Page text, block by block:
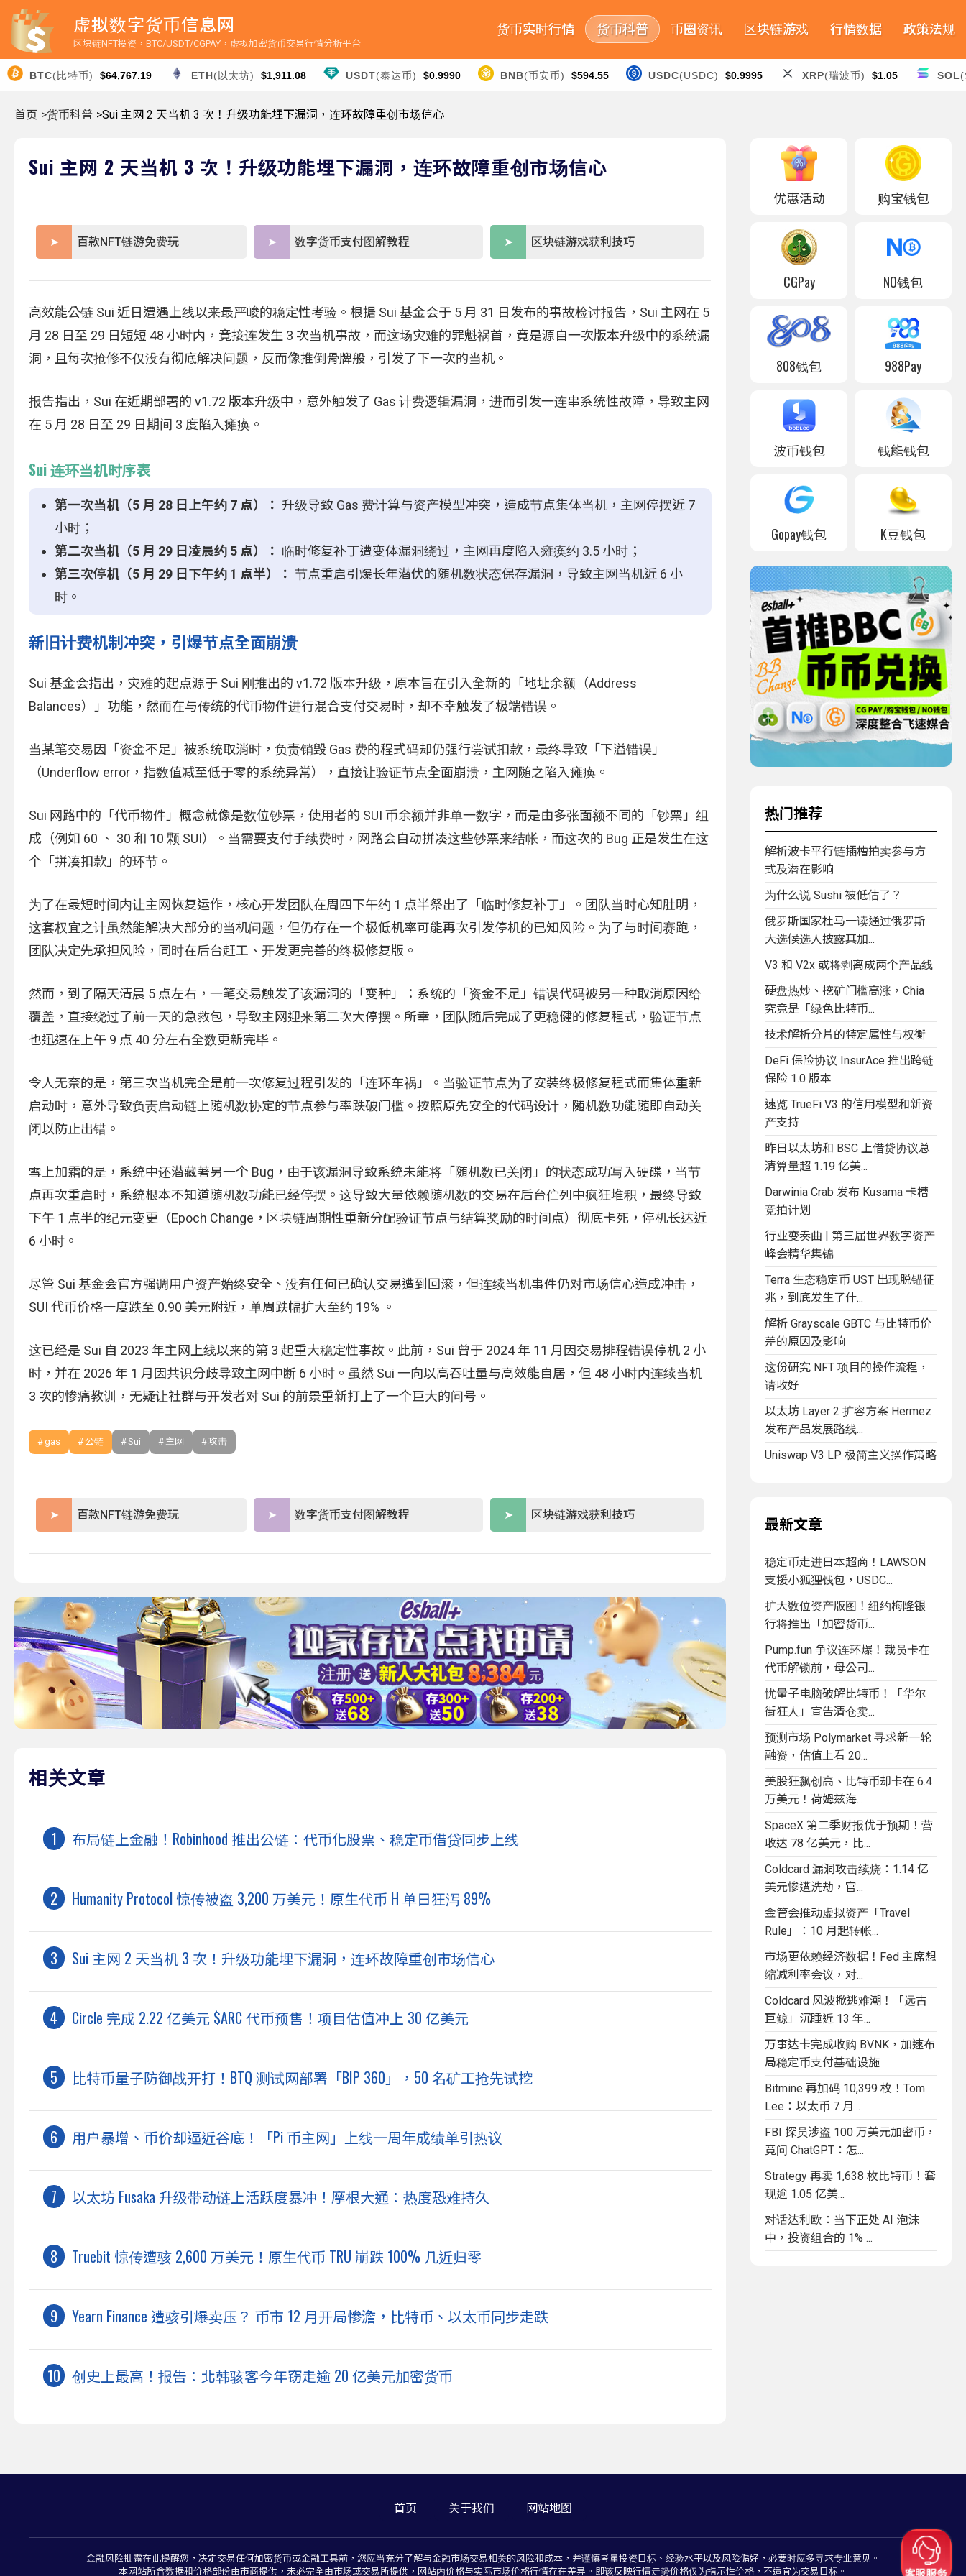
虚拟数字货币信息网
区块链NFT投资，BTC/USDT/CGPAY，虚拟加密货币交易行情分析平台
货币实时行情 货币科普 币圈资讯 区块链游戏 行情数据 政策法规
BTC(比特币) $64,767.19 ETH(以太坊) $1,911.08 USDT(泰达币) $0.9990 BNB(币安币) $594.55 USDC(USDC) $0.9995 XRP(瑞波币) $1.05 SOL
首页 >货币科普 >Sui 主网 2 天当机 3 次！升级功能埋下漏洞，连环故障重创市场信心
Sui 主网 2 天当机 3 次！升级功能埋下漏洞，连环故障重创市场信心
百款NFT链游免费玩 数字货币支付图解教程 区块链游戏获利技巧
高效能公链 Sui 近日遭遇上线以来最严峻的稳定性考验。根据 Sui 基金会于 5 月 31 日发布的事故检讨报告，Sui 主网在 5
月 28 日至 29 日短短 48 小时内，竟接连发生 3 次当机事故，而这场灾难的罪魁祸首，竟是源自一次版本升级中的系统漏
洞，且每次抢修不仅没有彻底解决问题，反而像推倒骨牌般，引发了下一次的当机。
报告指出，Sui 在近期部署的 v1.72 版本升级中，意外触发了 Gas 计费逻辑漏洞，进而引发一连串系统性故障，导致主网
在 5 月 28 日至 29 日期间 3 度陷入瘫痪。
Sui 连环当机时序表
第一次当机（5 月 28 日上午约 7 点）： 升级导致 Gas 费计算与资产模型冲突，造成节点集体当机，主网停摆近 7
小时；
第二次当机（5 月 29 日凌晨约 5 点）： 临时修复补丁遭变体漏洞绕过，主网再度陷入瘫痪约 3.5 小时；
第三次停机（5 月 29 日下午约 1 点半）： 节点重启引爆长年潜伏的随机数状态保存漏洞，导致主网当机近 6 小
时。
新旧计费机制冲突，引爆节点全面崩溃
Sui 基金会指出，灾难的起点源于 Sui 刚推出的 v1.72 版本升级，原本旨在引入全新的「地址余额（Address
Balances）」功能，然而在与传统的代币物件进行混合支付交易时，却不幸触发了极端错误。
当某笔交易因「资金不足」被系统取消时，负责销毁 Gas 费的程式码却仍强行尝试扣款，最终导致「下溢错误」
（Underflow error，指数值减至低于零的系统异常），直接让验证节点全面崩溃，主网随之陷入瘫痪。
Sui 网路中的「代币物件」概念就像是数位钞票，使用者的 SUI 币余额并非单一数字，而是由多张面额不同的「钞票」组
成（例如 60 、 30 和 10 颗 SUI）。当需要支付手续费时，网路会自动拼凑这些钞票来结帐，而这次的 Bug 正是发生在这
个「拼凑扣款」的环节。
为了在最短时间内让主网恢复运作，核心开发团队在周四下午约 1 点半祭出了「临时修复补丁」。团队当时心知肚明，
这套权宜之计虽然能解决大部分的当机问题，但仍存在一个极低机率可能再次引发停机的已知风险。为了与时间赛跑，
团队决定先承担风险，同时在后台赶工、开发更完善的终极修复版。
然而，到了隔天清晨 5 点左右，一笔交易触发了该漏洞的「变种」：系统的「资金不足」错误代码被另一种取消原因给
覆盖，直接绕过了前一天的急救包，导致主网迎来第二次大停摆。所幸，团队随后完成了更稳健的修复程式，验证节点
也迅速在上午 9 点 40 分左右全数更新完毕。
令人无奈的是，第三次当机完全是前一次修复过程引发的「连环车祸」。当验证节点为了安装终极修复程式而集体重新
启动时，意外导致负责启动链上随机数协定的节点参与率跌破门槛。按照原先安全的代码设计，随机数功能随即自动关
闭以防止出错。
雪上加霜的是，系统中还潜藏著另一个 Bug，由于该漏洞导致系统未能将「随机数已关闭」的状态成功写入硬碟，当节
点再次重启时，系统根本不知道随机数功能已经停摆。这导致大量依赖随机数的交易在后台伫列中疯狂堆积，最终导致
下午 1 点半的纪元变更（Epoch Change，区块链周期性重新分配验证节点与结算奖励的时间点）彻底卡死，停机长达近
6 小时。
尽管 Sui 基金会官方强调用户资产始终安全、没有任何已确认交易遭到回滚，但连续当机事件仍对市场信心造成冲击，
SUI 代币价格一度跌至 0.90 美元附近，单周跌幅扩大至约 19% 。
这已经是 Sui 自 2023 年主网上线以来的第 3 起重大稳定性事故。此前，Sui 曾于 2024 年 11 月因交易排程错误停机 2 小
时，并在 2026 年 1 月因共识分歧导致主网中断 6 小时。虽然 Sui 一向以高吞吐量与高效能自居，但 48 小时内连续当机
3 次的惨痛教训，无疑让社群与开发者对 Sui 的前景重新打上了一个巨大的问号。
gas 公链 Sui 主网 攻击
百款NFT链游免费玩 数字货币支付图解教程 区块链游戏获利技巧
相关文章
布局链上金融！Robinhood 推出公链：代币化股票、稳定币借贷同步上线
Humanity Protocol 惊传被盗 3,200 万美元！原生代币 H 单日狂泻 89%
Sui 主网 2 天当机 3 次！升级功能埋下漏洞，连环故障重创市场信心
Circle 完成 2.22 亿美元 $ARC 代币预售！项目估值冲上 30 亿美元
比特币量子防御战开打！BTQ 测试网部署「BIP 360」，50 名矿工抢先试挖
用户暴增、币价却逼近谷底！「Pi 币主网」上线一周年成绩单引热议
以太坊 Fusaka 升级带动链上活跃度暴冲！摩根大通：热度恐难持久
Truebit 惊传遭骇 2,600 万美元！原生代币 TRU 崩跌 100% 几近归零
Yearn Finance 遭骇引爆卖压？ 币市 12 月开局惨澹，比特币、以太币同步走跌
创史上最高！报告：北韩骇客今年窃走逾 20 亿美元加密货币
优惠活动 购宝钱包
CGPay NO钱包
808钱包 988Pay
波币钱包 钱能钱包
Gopay钱包 K豆钱包
热门推荐
解析波卡平行链插槽拍卖参与方
式及潜在影响
为什么说 Sushi 被低估了？
俄罗斯国家杜马一读通过俄罗斯
大选候选人披露其加...
V3 和 V2x 或将剥离成两个产品线
硬盘热炒、挖矿门槛高涨，Chia
究竟是「绿色比特币...
技术解析分片的特定属性与权衡
DeFi 保险协议 InsurAce 推出跨链
保险 1.0 版本
速览 TrueFi V3 的信用模型和新资
产支持
昨日以太坊和 BSC 上借贷协议总
清算量超 1.19 亿美...
Darwinia Crab 发布 Kusama 卡槽
竞拍计划
行业变奏曲 | 第三届世界数字资产
峰会精华集锦
Terra 生态稳定币 UST 出现脱锚征
兆，到底发生了什...
解析 Grayscale GBTC 与比特币价
差的原因及影响
这份研究 NFT 项目的操作流程，
请收好
以太坊 Layer 2 扩容方案 Hermez
发布产品发展路线...
Uniswap V3 LP 极简主义操作策略
最新文章
稳定币走进日本超商！LAWSON
支援小狐狸钱包，USDC...
扩大数位资产版图！纽约梅隆银
行将推出「加密货币...
Pump.fun 争议连环爆！裁员卡在
代币解锁前，母公司...
忧量子电脑破解比特币！「华尔
街狂人」宣告清仓卖...
预测市场 Polymarket 寻求新一轮
融资，估值上看 20...
美股狂飙创高、比特币却卡在 6.4
万美元！荷姆兹海...
SpaceX 第二季财报优于预期！营
收达 78 亿美元，比...
Coldcard 漏洞攻击续烧：1.14 亿
美元惨遭洗劫，官...
金管会推动虚拟资产「Travel
Rule」：10 月起转帐...
市场更依赖经济数据！Fed 主席想
缩减利率会议，对...
Coldcard 风波掀逃难潮！「远古
巨鲸」沉睡近 13 年...
万事达卡完成收购 BVNK，加速布
局稳定币支付基础设施
Bitmine 再加码 10,399 枚！Tom
Lee：以太币 7 月...
FBI 探员涉盗 100 万美元加密币，
竟问 ChatGPT：怎...
Strategy 再卖 1,638 枚比特币！套
现逾 1.05 亿美...
对话达利欧：当下正处 AI 泡沫
中，投资组合的 1% ...
首页 关于我们 网站地图
金融风险批露在此提醒您，决定交易任何加密货币或金融工具前，您应当充分了解与金融市场交易相关的风险和成本，并谨慎考量投资目标、经验水平以及风险偏好，必要时应多寻求专业意见。
本网站所含数据和价格部份由市商提供，未必完全由市场或交易所提供，网站内价格与实际市场价格行情存在差异。即该反映行情走势价格仅为指示性价格，不适宜为交易目标。